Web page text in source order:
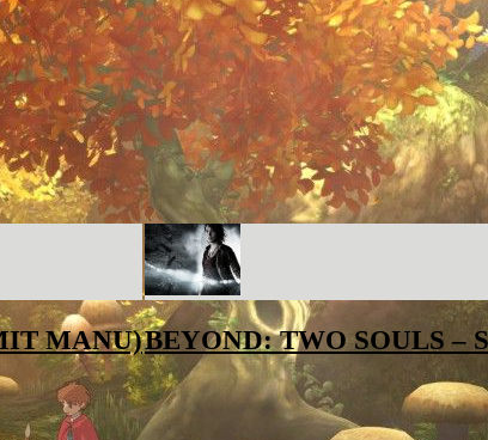
MANU)BEYOND: TWO SOULS –